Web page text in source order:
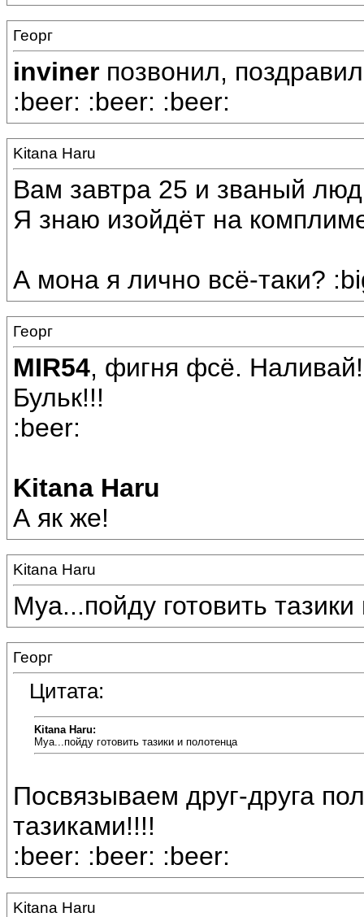
Георг
inviner позвонил,
:beer: :beer: :beer:
Kitana Haru
Вам завтра 25 и званый люд
Я знаю изойдёт на
А мона я лично всё-таки?
Георг
MIR54, фигня фсё. Наливай!
Бульк!!!
:beer:
Kitana Haru
А як же!
Kitana Haru
Муа...пойду готовить
Георг
Цитата:
Kitana Haru:
Муа...пойду готовить тазики и полотенца
Посвязываем друг-друга
тазиками!!!!
:beer: :beer: :beer:
Kitana Haru